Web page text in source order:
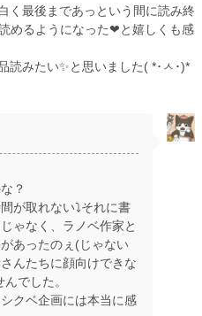
く最後まであっという間に読み終
めるようになった❤と嬉しくも感
読みたい✨と思いました( *･ㅅ･)*
？
が取れない⤵️それに書
ゃなく、ラノベ作家と
あったのぇ(じゃない
んたちに顔向けできな
でした。
クベ企画には本当に感